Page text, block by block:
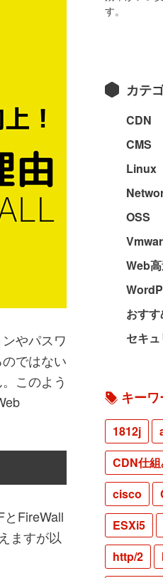
やパスワ
ではない
このよう
FireWall
ますが以
す。
カテ
CDN
CMS
Linux
OSS
Web
おす
セキ
キー
1812j
CDN仕
cisco
ESXi5
http/2